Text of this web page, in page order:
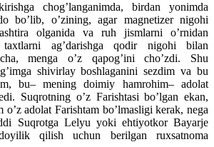
chog’langanimda, birdan yonimda
bo’lib, o’zining, agar magnetizer nigohi
olganida va ruh jismlarni o’rnidan
taxtlarni ag’darishga qodir nigohi bilan
menga o’z qapog’ini cho’zdi. Shu
shivirlay boshlaganini sezdim va bu
bu– mening doimiy hamrohim– adolat
Suqrotning o’z Farishtasi bo’lgan ekan,
o’z adolat Farishtam bo’lmasligi kerak, nega
Suqrotga Lelyu yoki ehtiyotkor Bayarje
qilish uchun berilgan ruxsatnoma